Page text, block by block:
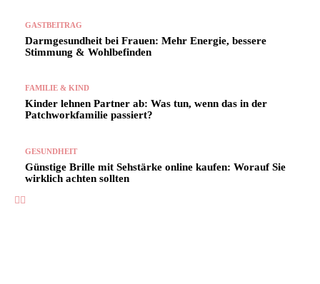
GASTBEITRAG
Darmgesundheit bei Frauen: Mehr Energie, bessere
Stimmung & Wohlbefinden
FAMILIE & KIND
Kinder lehnen Partner ab: Was tun, wenn das in der
Patchworkfamilie passiert?
GESUNDHEIT
Günstige Brille mit Sehstärke online kaufen: Worauf Sie
wirklich achten sollten